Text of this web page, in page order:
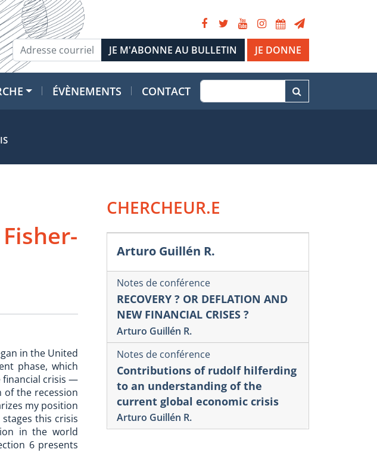
JE DONNE
ÉVÈNEMENTS CONTACT
in the United
phase, which
financial crisis —
the recession
my position
this crisis
in the world
6 presents
CHERCHEUR.E
Arturo Guillén R.
Notes de conférence
RECOVERY ? OR DEFLATION AND
NEW FINANCIAL CRISES ?
Arturo Guillén R.
Notes de conférence
Contributions of rudolf hilferding
to an understanding of the
current global economic crisis
Arturo Guillén R.